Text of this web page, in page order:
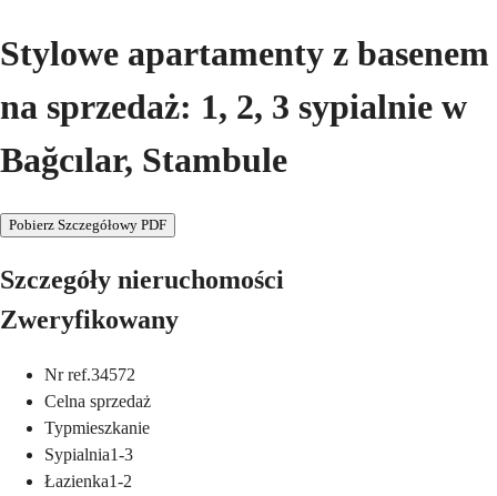
Stylowe apartamenty z basenem
na sprzedaż: 1, 2, 3 sypialnie w
Bağcılar, Stambule
Pobierz Szczegółowy PDF
Szczegóły nieruchomości
Zweryfikowany
Nr ref.34572
Celna sprzedaż
Typmieszkanie
Sypialnia1-3
Łazienka1-2